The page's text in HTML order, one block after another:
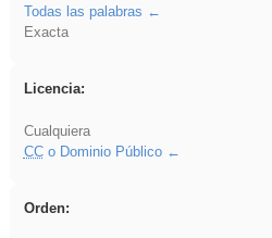
Todas las palabras
Exacta
Licencia:
Cualquiera
CCo Dominio Público
Orden: